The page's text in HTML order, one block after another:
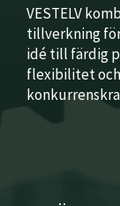
VESTELV
tillverkning
idé till färdig
flexibilitet